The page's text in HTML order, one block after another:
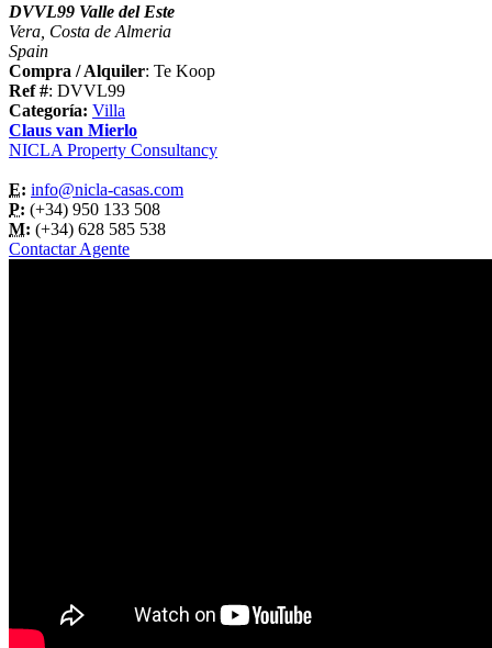
DVVL99 Valle del Este
Vera, Costa de Almeria
Spain
Compra / Alquiler: Te Koop
Ref #: DVVL99
Categoría: Villa
Claus van Mierlo
NICLA Property Consultancy
E: info@nicla-casas.com
P: (+34) 950 133 508
M: (+34) 628 585 538
Contactar Agente